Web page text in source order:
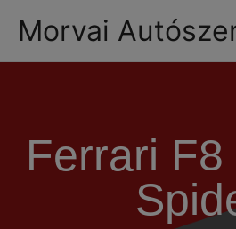
Morvai
Ferrari